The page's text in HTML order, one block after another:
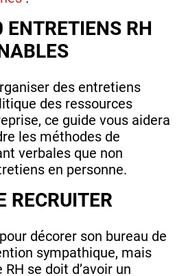
ENTRETIENS RH
des entretiens
des ressources
ce guide vous aidera
les méthodes de
verbales que non
en personne.
RECRUITER
décorer son bureau de
sympathique, mais
se doit d’avoir un